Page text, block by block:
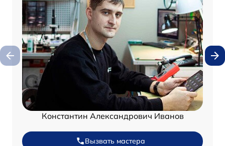
Константин Александрович Иванов
Вызвать мастера